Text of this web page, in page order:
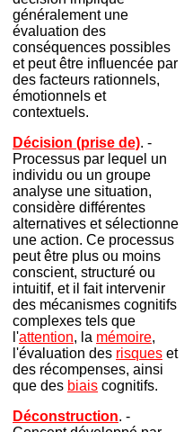
généralement une
évaluation des
conséquences possibles
et peut être influencée par
des facteurs rationnels,
émotionnels et
contextuels.
Décision (prise de). -
Processus par lequel un
individu ou un groupe
analyse une situation,
considère différentes
alternatives et sélectionne
une action. Ce processus
peut être plus ou moins
conscient, structuré ou
intuitif, et il fait intervenir
des mécanismes cognitifs
complexes tels que
l'attention, la mémoire,
l'évaluation des risques et
des récompenses, ainsi
que des biais cognitifs.
Déconstruction. -